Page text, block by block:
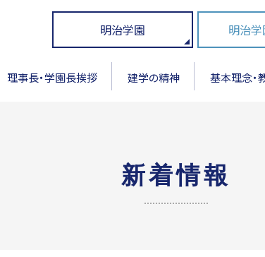
明治学園 明治
理事長・学園長挨拶 建学の精神 基本理念・
新着情報